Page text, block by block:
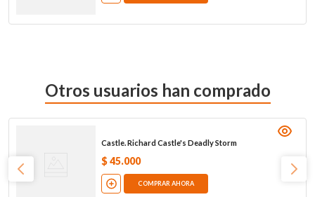
Otros usuarios han comprado
Castle. Richard Castle's Deadly Storm
$ 45.000
COMPRAR AHORA